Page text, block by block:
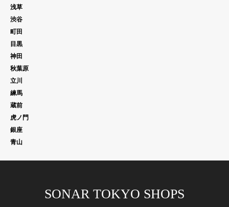
浅草
渋谷
町田
目黒
神田
秋葉原
立川
練馬
蔵前
虎ノ門
銀座
青山
SONAR TOKYO SHOPS